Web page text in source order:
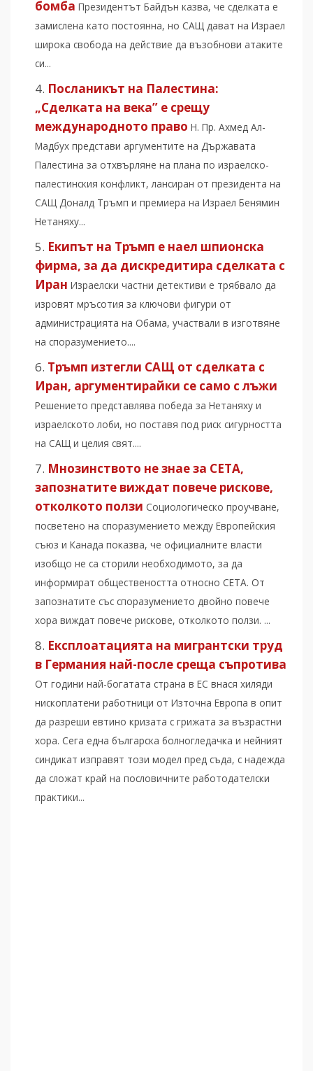
бомба Президентът Байдън казва, че сделката е
замислена като постоянна, но САЩ дават на Израел
широка свобода на действие да възобнови атаките
си...
Посланикът на Палестина:
„Сделката на века” е срещу
международното право Н. Пр. Ахмед Ал-
Мадбух представи аргументите на Държавата
Палестина за отхвърляне на плана по израелско-
палестинския конфликт, лансиран от президента на
САЩ Доналд Тръмп и премиера на Израел Бенямин
Нетаняху...
Екипът на Тръмп е наел шпионска
фирма, за да дискредитира сделката с
Иран Израелски частни детективи е трябвало да
изровят мръсотия за ключови фигури от
администрацията на Обама, участвали в изготвяне
на споразумението....
Тръмп изтегли САЩ от сделката с
Иран, аргументирайки се само с лъжи
Решението представлява победа за Нетаняху и
израелското лоби, но поставя под риск сигурността
на САЩ и целия свят....
Мнозинството не знае за CETA,
запознатите виждат повече рискове,
отколкото ползи Социологическо проучване,
посветено на споразумението между Европейския
съюз и Канада показва, че официалните власти
изобщо не са сторили необходимото, за да
информират обществеността относно CETA. От
запознатите със споразумението двойно повече
хора виждат повече рискове, отколкото ползи. ...
Експлоатацията на мигрантски труд
в Германия най-после среща съпротива
От години най-богатата страна в ЕС внася хиляди
нископлатени работници от Източна Европа в опит
да разреши евтино кризата с грижата за възрастни
хора. Сега една българска болногледачка и нейният
синдикат изправят този модел пред съда, с надежда
да сложат край на пословичните работодателски
практики...